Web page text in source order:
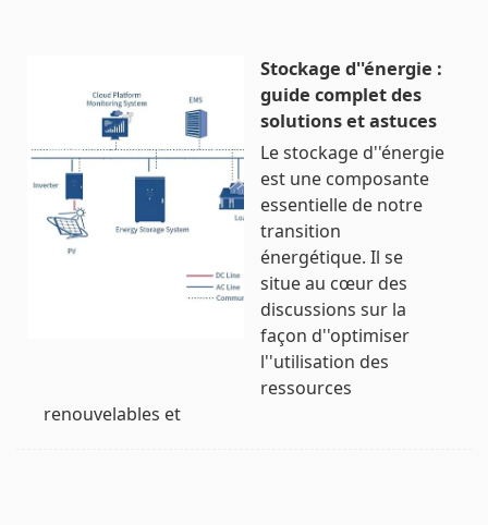
Stockage d''énergie :
guide complet des
solutions et astuces
Le stockage d''énergie
est une composante
essentielle de notre
transition
énergétique. Il se
situe au cœur des
discussions sur la
façon d''optimiser
l''utilisation des
ressources
renouvelables et